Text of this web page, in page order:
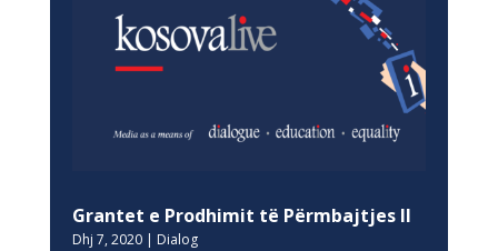
Grantet e Prodhimit të Përmbajtjes II
Dhj 7, 2020| Dialog